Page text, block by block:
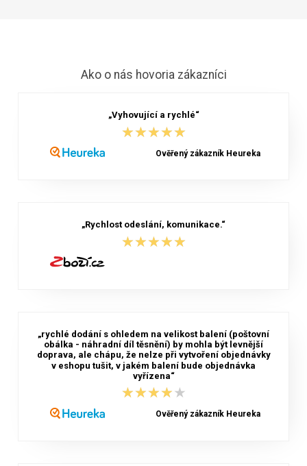
Ako o nás hovoria zákazníci
„Vyhovující a rychlé“
★★★★★
★★★★★
Ověřený zákazník Heureka
„Rychlost odeslání, komunikace.“
★★★★★
★★★★★
„rychlé dodání s ohledem na velikost balení (poštovní
obálka - náhradní díl těsnění) by mohla být levnější
doprava, ale chápu, že nelze při vytvoření objednávky
v eshopu tušit, v jakém balení bude objednávka
vyřízena“
★★★★★
★★★★★
Ověřený zákazník Heureka